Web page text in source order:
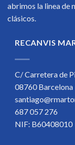
abrimos la linea de
clásicos.
RECANVIS
C/ Carretera de
08760 Barcelona
687 057 276
NIF: B60408010